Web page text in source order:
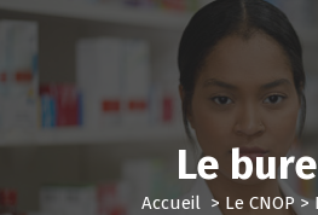
Le
Accueil> Le CNOP>